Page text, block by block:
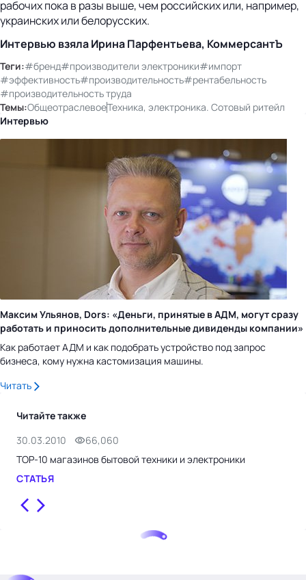
рабочих пока в разы выше, чем российских или, например,
украинских или белорусских.
Интервью взяла Ирина Парфентьева, КоммерсантЪ
Теги:#бренд#производители электроники#импорт
#эффективность#производительность#рентабельность
#производительность труда
Темы:ОбщеотраслевоеТехника, электроника. Сотовый ритейл
Интервью
Максим Ульянов, Dors: «Деньги, принятые в АДМ, могут сразу
работать и приносить дополнительные дивиденды компании»
Как работает АДМ и как подобрать устройство под запрос
бизнеса, кому нужна кастомизация машины.
Читать
Читайте также
30.03.2010
66,060
TOP-10 магазинов бытовой техники и электроники
СТАТЬЯ